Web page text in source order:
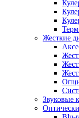
Жесткие
Звуковые